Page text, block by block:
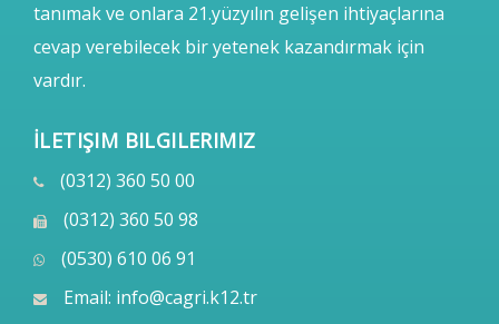
tanımak ve onlara 21.yüzyılın gelişen ihtiyaçlarına
cevap verebilecek bir yetenek kazandırmak için
vardır.
İLETIŞIM BILGILERIMIZ
(0312) 360 50 00
(0312) 360 50 98
(0530) 610 06 91
Email: info@cagri.k12.tr